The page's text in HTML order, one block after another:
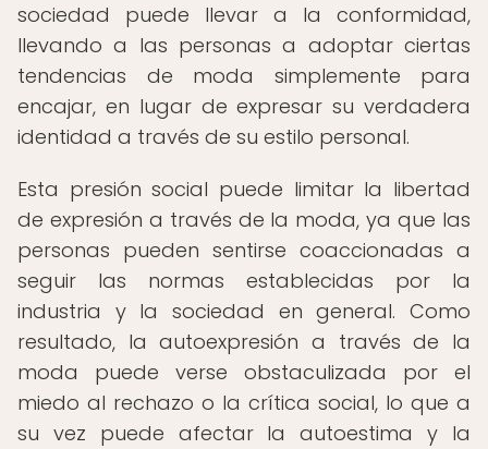
sociedad puede llevar a la conformidad,
llevando a las personas a adoptar ciertas
tendencias de moda simplemente para
encajar, en lugar de expresar su verdadera
identidad a través de su estilo personal.
Esta presión social puede limitar la libertad
de expresión a través de la moda, ya que las
personas pueden sentirse coaccionadas a
seguir las normas establecidas por la
industria y la sociedad en general. Como
resultado, la autoexpresión a través de la
moda puede verse obstaculizada por el
miedo al rechazo o la crítica social, lo que a
su vez puede afectar la autoestima y la